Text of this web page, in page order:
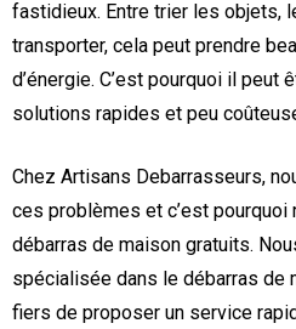
fastidieux. Entre trier les objets,
transporter, cela peut prendre
d’énergie. C’est pourquoi il peut
solutions rapides et peu
Chez Artisans Debarrasseurs,
ces problèmes et c’est
débarras de maison gratuits.
spécialisée dans le débarras de
fiers de proposer un service